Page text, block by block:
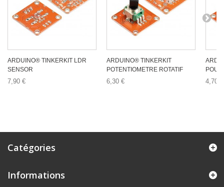
ARDUINO® TINKERKIT LDR
SENSOR
7,90 €
ARDUINO® TINKERKIT
POTENTIOMETRE ROTATIF
6,30 € 4,70 €
Catégories
Informations